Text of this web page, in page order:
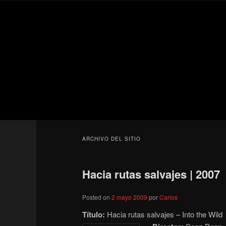
ARCHIVO DEL SITIO
Hacia rutas salvajes | 2007
Posted on2 mayo 2009 porCarlos
Título: Hacia rutas salvajes – Into the Wild